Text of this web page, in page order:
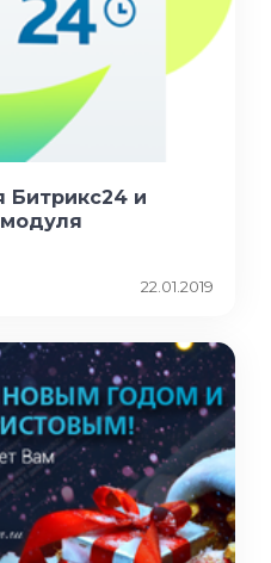
Битрикс24 и
22.01.2019